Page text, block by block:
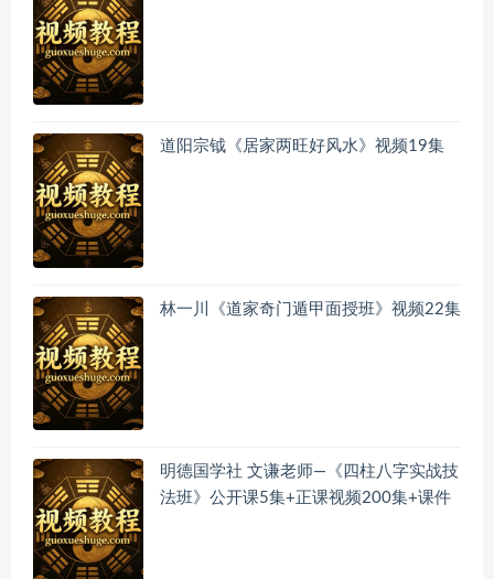
道阳宗钺《居家两旺好风水》视频19集
林一川《道家奇门遁甲面授班》视频22集
明德国学社 文谦老师—《四柱八字实战技
法班》公开课5集+正课视频200集+课件